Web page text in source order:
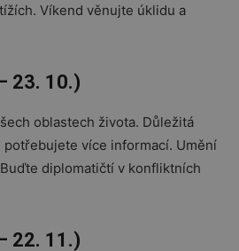
Víkend věnujte úklidu a
23. 10.)
oblastech života. Důležitá
více informací. Umění
diplomatičtí v konfliktních
22. 11.)